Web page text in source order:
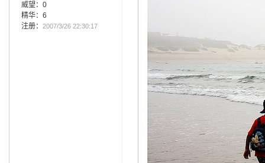
威望：0
精华：6
注册： 2007/3/26 22:30:17